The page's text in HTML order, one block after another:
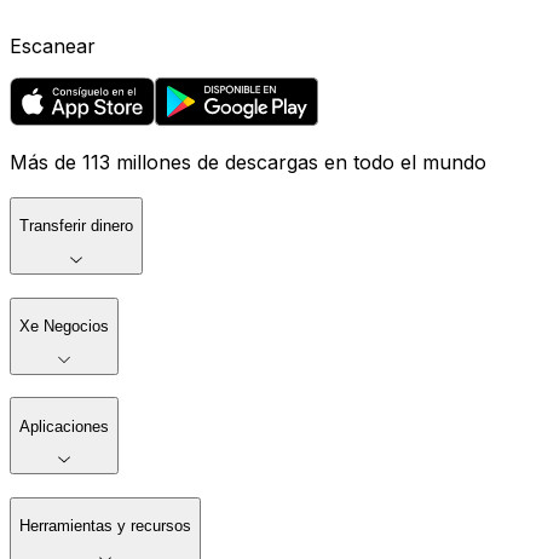
Escanear
Más de 113 millones de descargas en todo el mundo
Transferir dinero
Xe Negocios
Aplicaciones
Herramientas y recursos